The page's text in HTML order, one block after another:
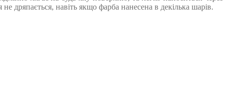
дряпається, навіть якщо фарба нанесена в декілька шарів.